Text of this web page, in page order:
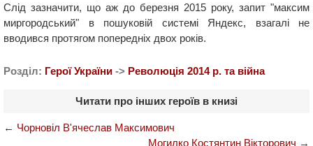
Слід зазначити, що аж до березня 2015 року, запит "максим
миргородський" в пошуковій системі Яндекс, взагалі не
вводився протягом попередніх двох років.
Розділ: Герої України -> Революція 2014 р. та війна
Читати про інших героїв в книзі
← Чорновіл В'ячеслав Максимович
Могилко Костянтин Вікторович →